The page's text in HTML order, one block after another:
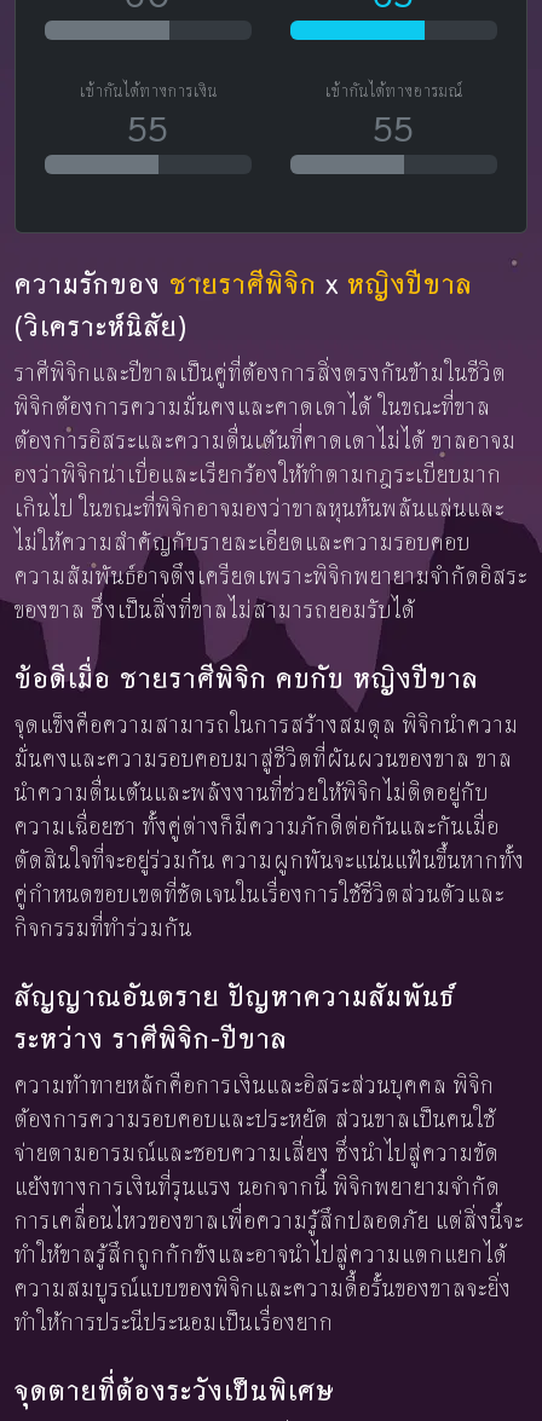
เข้ากันได้ทางการเงิน
55
เข้ากันได้ทางอารมณ์
55
ความรักของ ชายราศีพิจิก x หญิงปีขาล
(วิเคราะห์นิสัย)
ราศีพิจิกและปีขาลเป็นคู่ที่ต้องการสิ่งตรงกันข้ามในชีวิต
พิจิกต้องการความมั่นคงและคาดเดาได้ ในขณะที่ขาล
ต้องการอิสระและความตื่นเต้นที่คาดเดาไม่ได้ ขาลอาจม
องว่าพิจิกน่าเบื่อและเรียกร้องให้ทำตามกฎระเบียบมาก
เกินไป ในขณะที่พิจิกอาจมองว่าขาลหุนหันพลันแล่นและ
ไม่ให้ความสำคัญกับรายละเอียดและความรอบคอบ
ความสัมพันธ์อาจตึงเครียดเพราะพิจิกพยายามจำกัดอิสระ
ของขาล ซึ่งเป็นสิ่งที่ขาลไม่สามารถยอมรับได้
ข้อดีเมื่อ ชายราศีพิจิก คบกับ หญิงปีขาล
จุดแข็งคือความสามารถในการสร้างสมดุล พิจิกนำความ
มั่นคงและความรอบคอบมาสู่ชีวิตที่ผันผวนของขาล ขาล
นำความตื่นเต้นและพลังงานที่ช่วยให้พิจิกไม่ติดอยู่กับ
ความเฉื่อยชา ทั้งคู่ต่างก็มีความภักดีต่อกันและกันเมื่อ
ตัดสินใจที่จะอยู่ร่วมกัน ความผูกพันจะแน่นแฟ้นขึ้นหากทั้ง
คู่กำหนดขอบเขตที่ชัดเจนในเรื่องการใช้ชีวิตส่วนตัวและ
กิจกรรมที่ทำร่วมกัน
สัญญาณอันตราย ปัญหาความสัมพันธ์
ระหว่าง ราศีพิจิก-ปีขาล
ความท้าทายหลักคือการเงินและอิสระส่วนบุคคล พิจิก
ต้องการความรอบคอบและประหยัด ส่วนขาลเป็นคนใช้
จ่ายตามอารมณ์และชอบความเสี่ยง ซึ่งนำไปสู่ความขัด
แย้งทางการเงินที่รุนแรง นอกจากนี้ พิจิกพยายามจำกัด
การเคลื่อนไหวของขาลเพื่อความรู้สึกปลอดภัย แต่สิ่งนี้จะ
ทำให้ขาลรู้สึกถูกกักขังและอาจนำไปสู่ความแตกแยกได้
ความสมบูรณ์แบบของพิจิกและความดื้อรั้นของขาลจะยิ่ง
ทำให้การประนีประนอมเป็นเรื่องยาก
จุดตายที่ต้องระวังเป็นพิเศษ